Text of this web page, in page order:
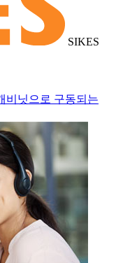
SIKES
비닛으로 구동되는